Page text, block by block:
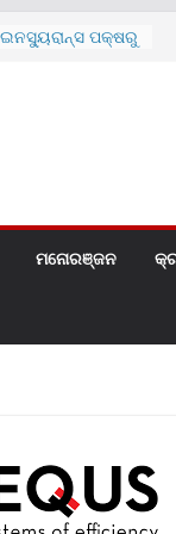
ପକ୍ଷରୁ
ମନୋରଞ୍ଜନ